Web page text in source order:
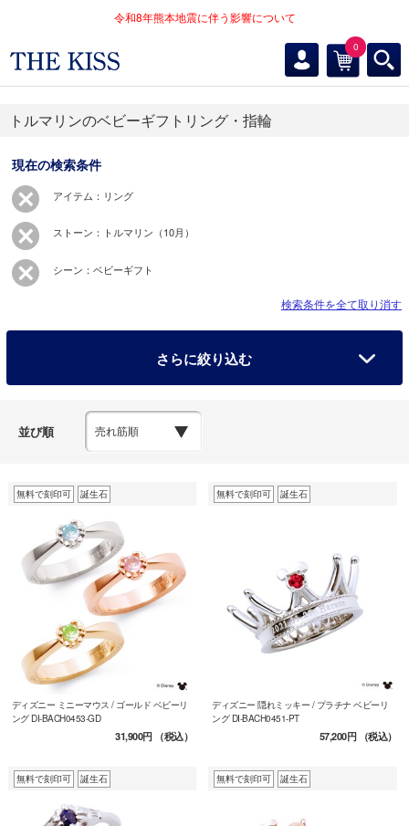
令和8年熊本地震に伴う影響について
0
トルマリンのベビーギフトリング・指輪
現在の検索条件
アイテム：リング
ストーン：トルマリン（10月）
シーン：ベビーギフト
検索条件を全て取り消す
さらに絞り込む
並び順
無料で刻印可 誕生石
ディズニー ミニーマウス / ゴールド ベビーリ
ング DI-BACH0453-GD
31,900円（税込）
無料で刻印可 誕生石
ディズニー 隠れミッキー / プラチナ ベビーリ
ング DI-BACH0451-PT
57,200円（税込）
無料で刻印可 誕生石 無料で刻印可 誕生石